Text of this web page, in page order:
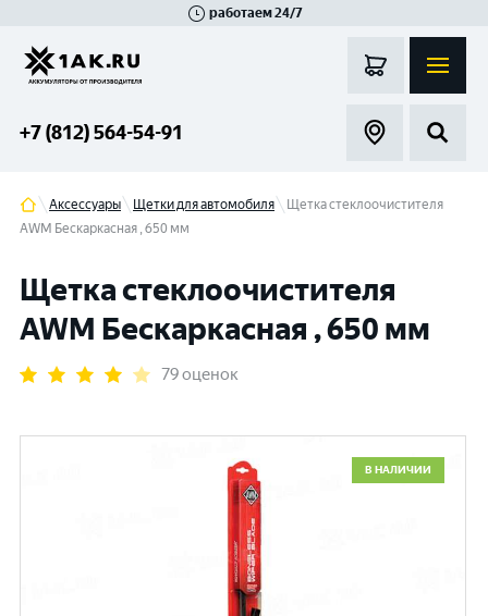
работаем 24/7
+7 (812) 564-54-91
Аксессуары Щетки для автомобиля
Щетка стеклоочистителя
AWM Бескаркасная , 650 мм
Щетка стеклоочистителя
AWM Бескаркасная , 650 мм
79 оценок
В НАЛИЧИИ
Гатчина